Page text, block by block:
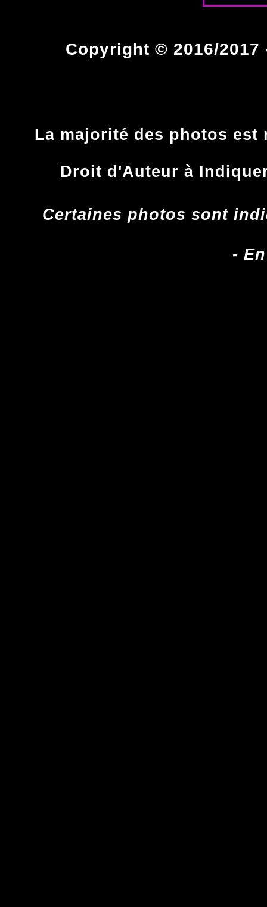
Copyright © 2016/2017
La majorité des photos
Droit d'Auteur à
Certaines photos sont
-